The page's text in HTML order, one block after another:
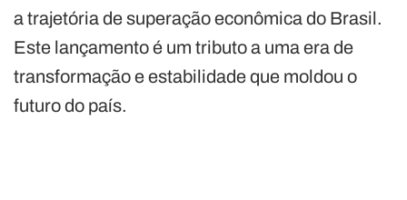
a trajetória de superação econômica do Brasil.
Este lançamento é um tributo a uma era de
transformação e estabilidade que moldou o
futuro do país.